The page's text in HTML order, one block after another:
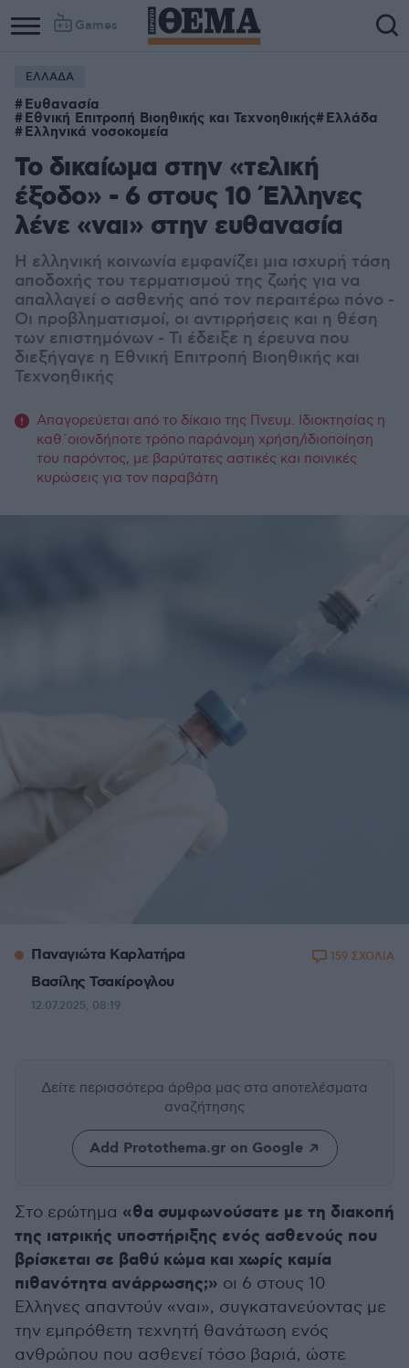
Games
ΕΛΛΑΔΑ
Ευθανασία
Εθνική Επιτροπή Βιοηθικής και Τεχνοηθικής Ελλάδα
Ελληνικά νοσοκομεία
Το δικαίωμα στην «τελική
έξοδο» - 6 στους 10 Έλληνες
λένε «ναι» στην ευθανασία
Η ελληνική κοινωνία εμφανίζει μια ισχυρή τάση
αποδοχής του τερματισμού της ζωής για να
απαλλαγεί ο ασθενής από τον περαιτέρω πόνο -
Οι προβληματισμοί, οι αντιρρήσεις και η θέση
των επιστημόνων - Τι έδειξε η έρευνα που
διεξήγαγε η Εθνική Επιτροπή Βιοηθικής και
Τεχνοηθικής
Απαγορεύεται από το δίκαιο της Πνευμ. Ιδιοκτησίας η
καθ΄οιονδήποτε τρόπο παράνομη χρήση/ιδιοποίηση
του παρόντος, με βαρύτατες αστικές και ποινικές
κυρώσεις για τον παραβάτη
Παναγιώτα Καρλατήρα
Βασίλης Τσακίρογλου
12.07.2025, 08:19
159 ΣΧΟΛΙΑ
Δείτε περισσότερα άρθρα μας στα αποτελέσματα
αναζήτησης
Add Protothema.gr on Google
Στο ερώτημα «θα συμφωνούσατε με τη διακοπή
της ιατρικής υποστήριξης ενός ασθενούς που
βρίσκεται σε βαθύ κώμα και χωρίς καμία
πιθανότητα ανάρρωσης;» οι 6 στους 10
Ελληνες απαντούν «ναι», συγκατανεύοντας με
την εμπρόθετη τεχνητή θανάτωση ενός
ανθρώπου που ασθενεί τόσο βαριά, ώστε